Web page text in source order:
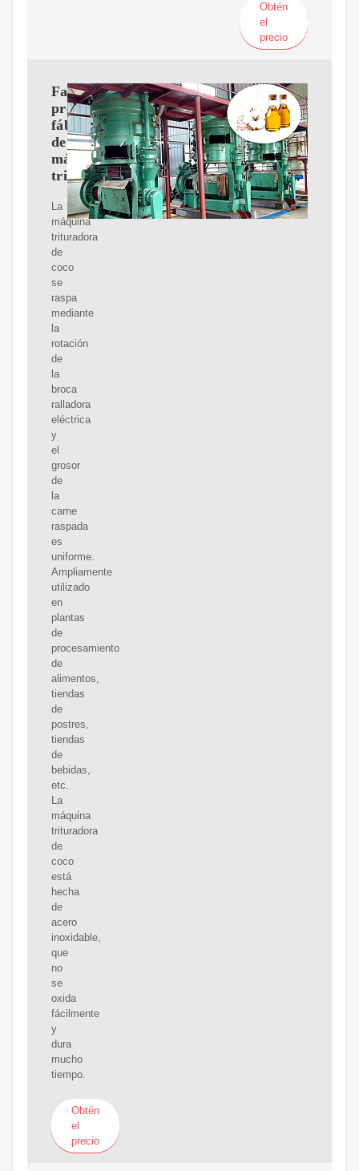
Obtén
el
precio
Fabricantes,
proveedores,
fábrica
de
máquinas
trituradoras
La
máquina
trituradora
de
coco
se
raspa
mediante
la
rotación
de
la
broca
ralladora
eléctrica
y
el
grosor
de
la
carne
raspada
es
uniforme.
Ampliamente
utilizado
en
plantas
de
procesamiento
de
alimentos,
tiendas
de
postres,
tiendas
de
bebidas,
etc.
La
máquina
trituradora
de
coco
está
hecha
de
acero
inoxidable,
que
no
se
oxida
fácilmente
y
dura
mucho
tiempo.
Obtén
el
precio